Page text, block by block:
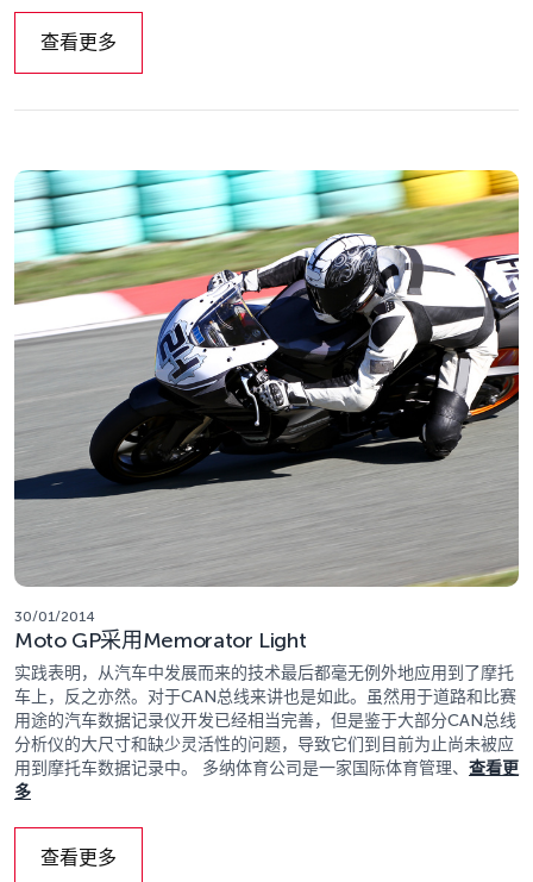
查看更多
30/01/2014
Moto GP采用Memorator Light
实践表明，从汽车中发展而来的技术最后都毫无例外地应用到了摩托
车上，反之亦然。对于CAN总线来讲也是如此。虽然用于道路和比赛
用途的汽车数据记录仪开发已经相当完善，但是鉴于大部分CAN总线
分析仪的大尺寸和缺少灵活性的问题，导致它们到目前为止尚未被应
用到摩托车数据记录中。 多纳体育公司是一家国际体育管理、 查看更
多
查看更多